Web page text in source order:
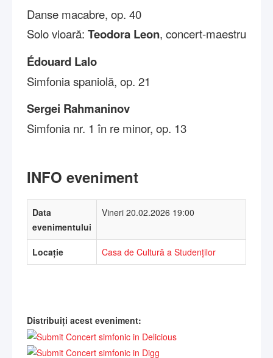
Danse macabre, op. 40
Solo vioară: Teodora Leon, concert-maestru
Édouard Lalo
Simfonia spaniolă, op. 21
Sergei Rahmaninov
Simfonia nr. 1 în re minor, op. 13
INFO eveniment
Data
evenimentului
Vineri 20.02.2026 19:00
Locație Casa de Cultură a Studenților
Distribuiți acest eveniment: